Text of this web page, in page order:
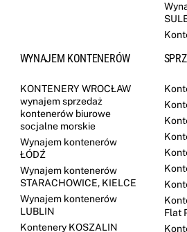
WYNAJEM KONTENERÓW
KONTENERY WROCŁAW
wynajem sprzedaż
kontenerów biurowe
socjalne morskie
Wynajem kontenerów
ŁÓDŹ
Wynajem kontenerów
STARACHOWICE, KIELCE
Wynajem kontenerów
LUBLIN
Kontenery KOSZALIN
Flat